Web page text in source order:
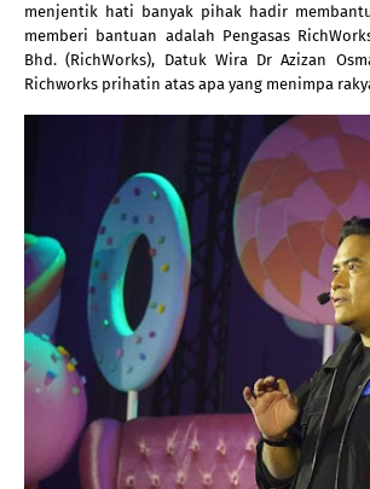
menjentik hati banyak pihak hadir
memberi bantuan adalah Pengasas
Bhd. (RichWorks), Datuk Wira Dr Azizan
Richworks prihatin atas apa yang menimpa